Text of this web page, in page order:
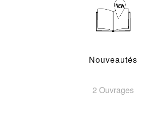
Nouveautés
2 Ouvrages